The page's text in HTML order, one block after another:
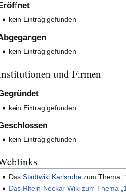
kein Eintrag gefunden
kein Eintrag gefunden
und Firmen
kein Eintrag gefunden
kein Eintrag gefunden
DasStadtwiki Karlsruhe zum Thema
Das Rhein-Neckar-Wiki zum Thema